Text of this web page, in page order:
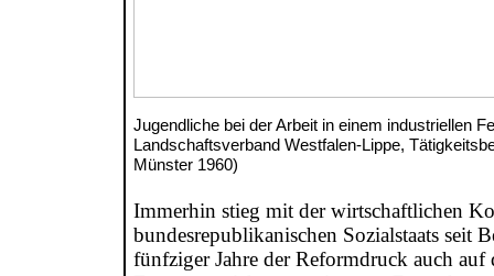
Jugendliche bei der Arbeit in einem industriellen
Landschaftsverband Westfalen-Lippe,
Münster 1960)
Immerhin stieg mit der wirtschaftlichen
bundesrepublikanischen Sozialstaats seit
fünfziger Jahre der Reformdruck auch auf